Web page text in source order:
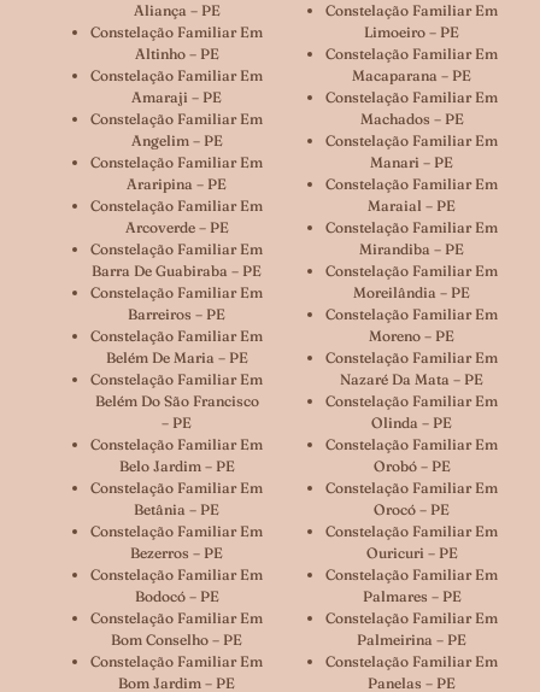
Aliança – PE
Constelação Familiar Em
Altinho – PE
Constelação Familiar Em
Amaraji – PE
Constelação Familiar Em
Angelim – PE
Constelação Familiar Em
Araripina – PE
Constelação Familiar Em
Arcoverde – PE
Constelação Familiar Em
Barra De Guabiraba – PE
Constelação Familiar Em
Barreiros – PE
Constelação Familiar Em
Belém De Maria – PE
Constelação Familiar Em
Belém Do São Francisco
– PE
Constelação Familiar Em
Belo Jardim – PE
Constelação Familiar Em
Betânia – PE
Constelação Familiar Em
Bezerros – PE
Constelação Familiar Em
Bodocó – PE
Constelação Familiar Em
Bom Conselho – PE
Constelação Familiar Em
Bom Jardim – PE
Constelação Familiar Em
Limoeiro – PE
Constelação Familiar Em
Macaparana – PE
Constelação Familiar Em
Machados – PE
Constelação Familiar Em
Manari – PE
Constelação Familiar Em
Maraial – PE
Constelação Familiar Em
Mirandiba – PE
Constelação Familiar Em
Moreilândia – PE
Constelação Familiar Em
Moreno – PE
Constelação Familiar Em
Nazaré Da Mata – PE
Constelação Familiar Em
Olinda – PE
Constelação Familiar Em
Orobó – PE
Constelação Familiar Em
Orocó – PE
Constelação Familiar Em
Ouricuri – PE
Constelação Familiar Em
Palmares – PE
Constelação Familiar Em
Palmeirina – PE
Constelação Familiar Em
Panelas – PE